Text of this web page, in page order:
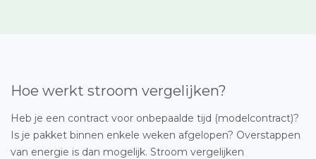
Hoe werkt stroom vergelijken?
Heb je een contract voor onbepaalde tijd (modelcontract)?
Is je pakket binnen enkele weken afgelopen? Overstappen
van energie is dan mogelijk. Stroom vergelijken